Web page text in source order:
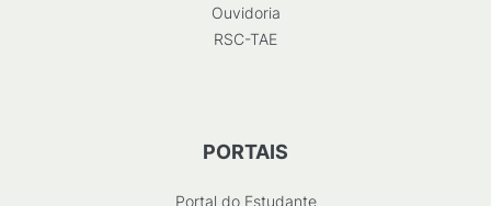
Ouvidoria
RSC-TAE
PORTAIS
Portal do Estudante